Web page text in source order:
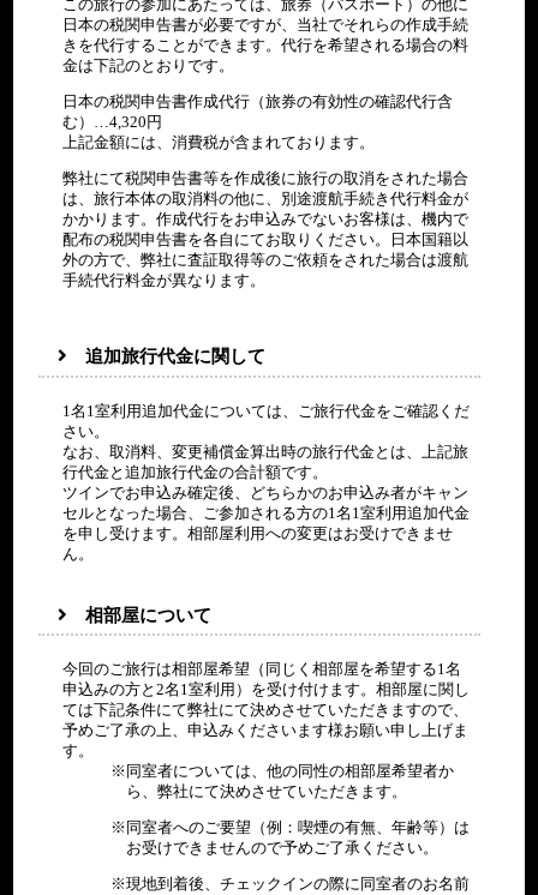
この旅行の参加にあたっては、旅券（パスポート）の他に
日本の税関申告書が必要ですが、当社でそれらの作成手続
きを代行することができます。代行を希望される場合の料
金は下記のとおりです。
日本の税関申告書作成代行（旅券の有効性の確認代行含
む）…4,320円
上記金額には、消費税が含まれております。
弊社にて税関申告書等を作成後に旅行の取消をされた場合
は、旅行本体の取消料の他に、別途渡航手続き代行料金が
かかります。作成代行をお申込みでないお客様は、機内で
配布の税関申告書を各自にてお取りください。日本国籍以
外の方で、弊社に査証取得等のご依頼をされた場合は渡航
手続代行料金が異なります。
追加旅行代金に関して
1名1室利用追加代金については、ご旅行代金をご確認くだ
さい。
なお、取消料、変更補償金算出時の旅行代金とは、上記旅
行代金と追加旅行代金の合計額です。
ツインでお申込み確定後、どちらかのお申込み者がキャン
セルとなった場合、ご参加される方の1名1室利用追加代金
を申し受けます。相部屋利用への変更はお受けできませ
ん。
相部屋について
今回のご旅行は相部屋希望（同じく相部屋を希望する1名
申込みの方と2名1室利用）を受け付けます。相部屋に関し
ては下記条件にて弊社にて決めさせていただきますので、
予めご了承の上、申込みくださいます様お願い申し上げま
す。
同室者については、他の同性の相部屋希望者か
ら、弊社にて決めさせていただきます。
同室者へのご要望（例：喫煙の有無、年齢等）は
お受けできませんので予めご了承ください。
現地到着後、チェックインの際に同室者のお名前